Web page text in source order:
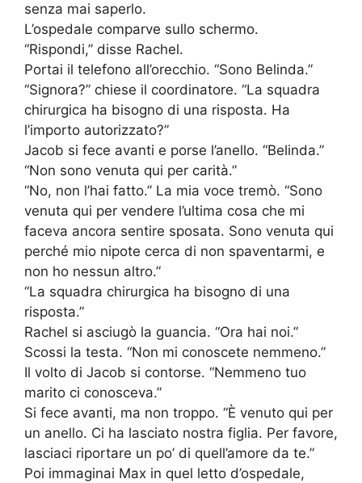
senza mai saperlo.
L’ospedale comparve sullo schermo.
“Rispondi,” disse Rachel.
Portai il telefono all’orecchio. “Sono Belinda.”
“Signora?” chiese il coordinatore. “La squadra
chirurgica ha bisogno di una risposta. Ha
l’importo autorizzato?”
Jacob si fece avanti e porse l’anello. “Belinda.”
“Non sono venuta qui per carità.”
“No, non l’hai fatto.” La mia voce tremò. “Sono
venuta qui per vendere l’ultima cosa che mi
faceva ancora sentire sposata. Sono venuta qui
perché mio nipote cerca di non spaventarmi, e
non ho nessun altro.”
“La squadra chirurgica ha bisogno di una
risposta.”
Rachel si asciugò la guancia. “Ora hai noi.”
Scossi la testa. “Non mi conoscete nemmeno.”
Il volto di Jacob si contorse. “Nemmeno tuo
marito ci conosceva.”
Si fece avanti, ma non troppo. “È venuto qui per
un anello. Ci ha lasciato nostra figlia. Per favore,
lasciaci riportare un po’ di quell’amore da te.”
Poi immaginai Max in quel letto d’ospedale,